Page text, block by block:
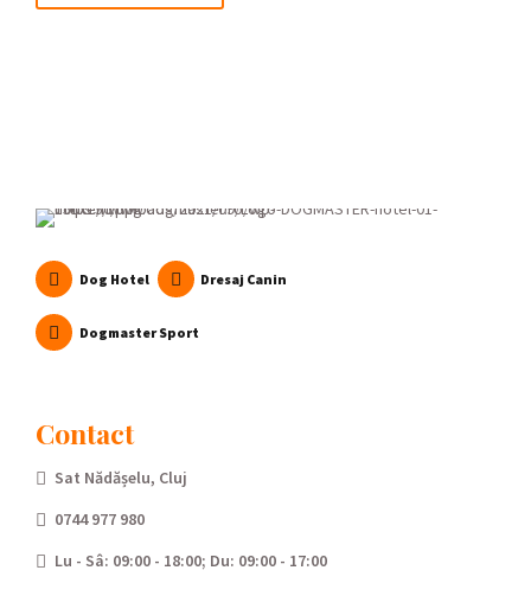
Dog Hotel Dresaj Canin
Dogmaster Sport
Contact
Sat Nădășelu, Cluj
0744 977 980
Lu - Sâ: 09:00 - 18:00; Du: 09:00 - 17:00